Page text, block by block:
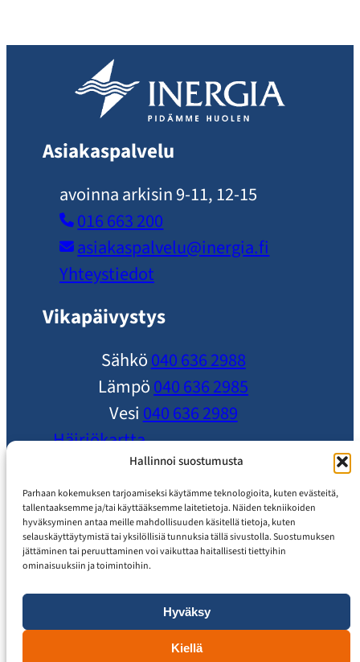
Hallinnoi suostumusta
Parhaan kokemuksen tarjoamiseksi käytämme teknologioita, kuten evästeitä,
tallentaaksemme ja/tai käyttääksemme laitetietoja. Näiden tekniikoiden
hyväksyminen antaa meille mahdollisuuden käsitellä tietoja, kuten
selauskäyttäytymistä tai yksilöllisiä tunnuksia tällä sivustolla. Suostumuksen
jättäminen tai peruuttaminen voi vaikuttaa haitallisesti tiettyihin
ominaisuuksiin ja toimintoihin.
Hyväksy
Kiellä
Asiakaspalvelu
avoinna arkisin 9-11, 12-15
016 663 200
asiakaspalvelu​@inergia.fi
Yhteystiedot
Vikapäivystys
Sähkö040 636 2988
Lämpö040 636 2985
Vesi 040 636 2989
Häiriökartta
Ole yhteydessä
Ajankohtaista
Usein Kysytyt Kysymykset
Asiakaspalvelu
Tietosuojaseloste
Saavutettavuusseloste